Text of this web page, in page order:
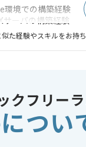
環境での構築経験
サーバの構築経験
た経験やスキルをお持
ーション
Tomcat
バー Apache
クフリー
つい